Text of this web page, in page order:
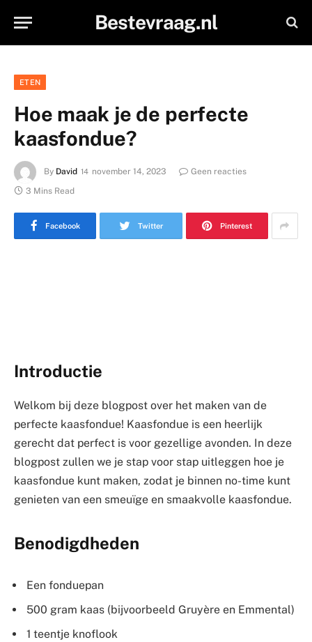
Bestevraag.nl
ETEN
Hoe maak je de perfecte
kaasfondue?
By David november 14, 2023
Geen reacties
3 Mins Read
Facebook Twitter Pinterest
Introductie
Welkom bij deze blogpost over het maken van de
perfecte kaasfondue! Kaasfondue is een heerlijk
gerecht dat perfect is voor gezellige avonden. In deze
blogpost zullen we je stap voor stap uitleggen hoe je
kaasfondue kunt maken, zodat je binnen no-time kunt
genieten van een smeuïge en smaakvolle kaasfondue.
Benodigdheden
Een fonduepan
500 gram kaas (bijvoorbeeld Gruyère en Emmental)
1 teentje knoflook